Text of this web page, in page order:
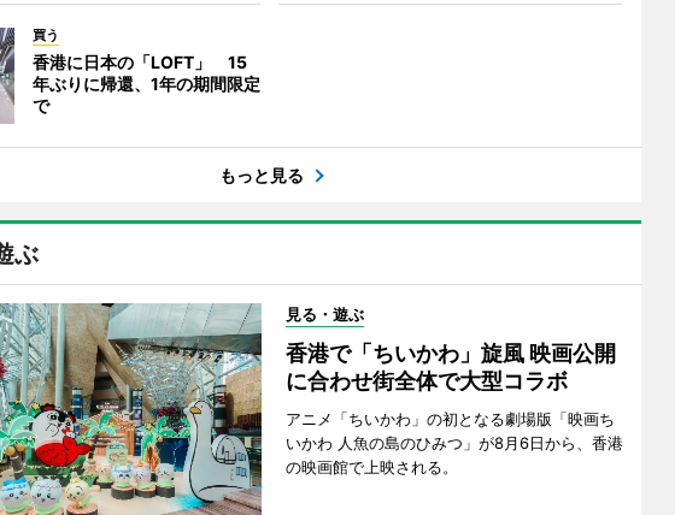
買う
香港に日本の「LOFT」 15
年ぶりに帰還、1年の期間限定
で
もっと見る
ぶ
見る・遊ぶ
香港で「ちいかわ」旋風 映画公開
に合わせ街全体で大型コラボ
アニメ「ちいかわ」の初となる劇場版「映画ち
いかわ 人魚の島のひみつ」が8月6日から、香港
の映画館で上映される。